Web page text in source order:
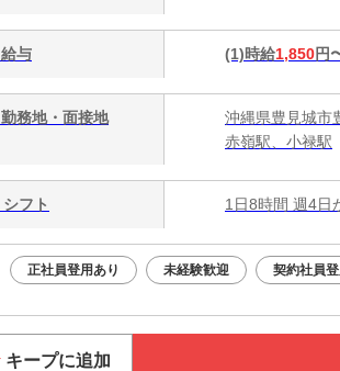
給与 (1)時給1,850円
勤務地・面接地
沖縄県豊見城市
赤嶺駅、小禄駅
シフト 1日8時間 週4日
正社員登用あり 未経験歓迎 契約社員
キープに追加